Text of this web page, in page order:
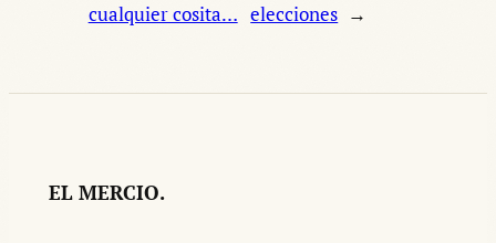
cualquier cosita… elecciones →
EL MERCIO.